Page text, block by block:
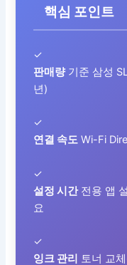
핵심 포인트
✓
판매량기준 삼성
년)
✓
연결 속도 Wi-Fi
✓
설정 시간전용 앱
요
✓
잉크 관리 토너 교